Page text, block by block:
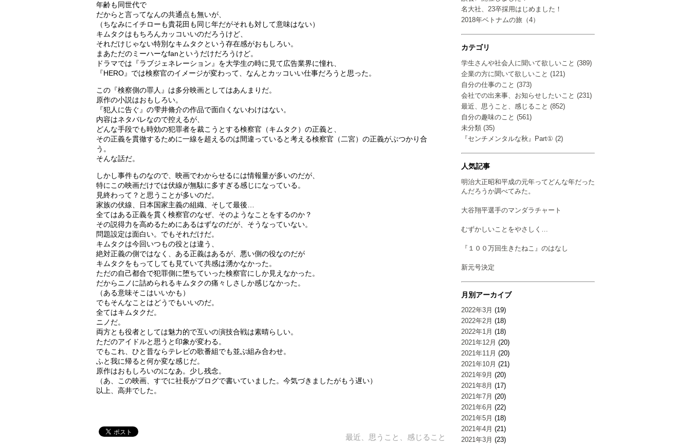
名大社、23卒採用はじめました！
2018年ベトナムの旅（4）
カテゴリ
学生さんや社会人に聞いて欲しいこと (389)
企業の方に聞いて欲しいこと (121)
自分の仕事のこと (373)
会社での出来事、お知らせしたいこと (231)
最近、思うこと、感じること (852)
自分の趣味のこと (561)
未分類 (35)
『センチメンタルな秋』Part① (2)
人気記事
明治大正昭和平成の元年ってどんな年だった
んだろうか調べてみた。
大谷翔平選手のマンダラチャート
むずかしいことをやさしく…
『１００万回生きたねこ』のはなし
新元号決定
月別アーカイブ
2022年3月 (19)
2022年2月 (18)
2022年1月 (18)
2021年12月 (20)
2021年11月 (20)
2021年10月 (21)
2021年9月 (20)
2021年8月 (17)
2021年7月 (20)
2021年6月 (22)
2021年5月 (18)
2021年4月 (21)
2021年3月 (23)
年齢も同世代で
だからと言ってなんの共通点も無いが、
（ちなみにイチローも貴花田も同じ年だがそれも対して意味はない）
キムタクはもちろんカッコいいのだろうけど、
それだけじゃない特別なキムタクという存在感がおもしろい。
まあただのミーハーなfanというだけだろうけど。
ドラマでは『ラブジェネレーション』を大学生の時に見て広告業界に憧れ、
『HERO』では検察官のイメージが変わって、なんとカッコいい仕事だろうと思った。
この『検察側の罪人』は多分映画としてはあんまりだ。
原作の小説はおもしろい。
『犯人に告ぐ』の雫井脩介の作品で面白くないわけはない。
内容はネタバレなので控えるが、
どんな手段でも時効の犯罪者を裁こうとする検察官（キムタク）の正義と、
その正義を貫徹するために一線を超えるのは間違っていると考える検察官（二宮）の正義がぶつかり合
う。
そんな話だ。
しかし事件ものなので、映画でわからせるには情報量が多いのだが、
特にこの映画だけでは伏線が無駄に多すぎる感じになっている。
見終わって？と思うことが多いのだ。
家族の伏線、日本国家主義の組織、そして最後…
全てはある正義を貫く検察官のなぜ、そのようなことをするのか？
その説得力を高めるためにあるはずなのだが、そうなっていない。
問題設定は面白い。でもそれだけだ。
キムタクは今回いつもの役とは違う、
絶対正義の側ではなく、ある正義はあるが、悪い側の役なのだが
キムタクをもってしても見ていて共感は湧かなかった。
ただの自己都合で犯罪側に堕ちていった検察官にしか見えなかった。
だからニノに詰められるキムタクの痛々しさしか感じなかった。
（ある意味そこはいいかも）
でもそんなことはどうでもいいのだ。
全てはキムタクだ。
ニノだ。
両方とも役者としては魅力的で互いの演技合戦は素晴らしい。
ただのアイドルと思うと印象が変わる。
でもこれ、ひと昔ならテレビの歌番組でも並ぶ組み合わせ。
ふと我に帰ると何か変な感じだ。
原作はおもしろいのになあ。少し残念。
（あ、この映画、すでに社長がブログで書いていました。今気づきましたがもう遅い）
以上、高井でした。
最近、思うこと、感じること